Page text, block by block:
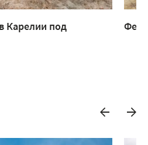
Карелии под